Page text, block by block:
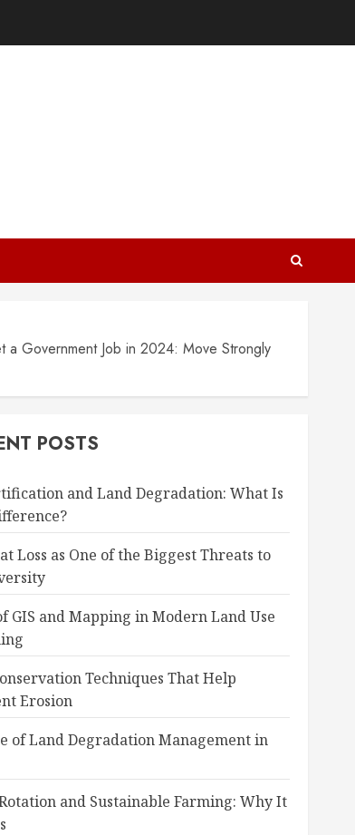
Government Job in 2024: Move Strongly
POSTS
and Land Degradation: What Is
Loss as One of the Biggest Threats to
GIS and Mapping in Modern Land Use
Techniques That Help
Erosion
of Land Degradation Management in
and Sustainable Farming: Why It